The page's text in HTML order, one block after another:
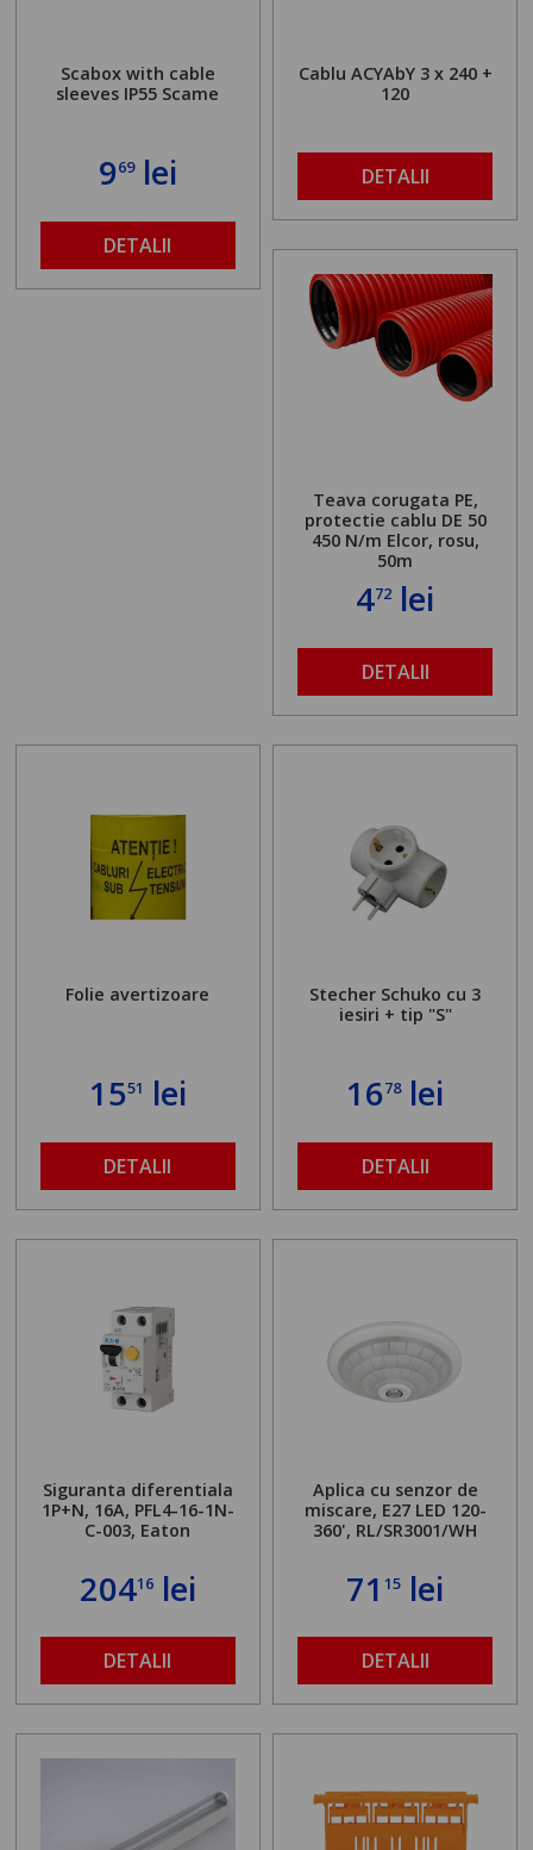
Scabox with cable
sleeves IP55 Scame
969lei
DETALII
Cablu ACYAbY 3 x 240 +
120
DETALII
Teava corugata PE,
protectie cablu DE 50
450 N/m Elcor, rosu,
50m
472 lei
DETALII
Folie avertizoare
1551 lei
DETALII
Stecher Schuko cu 3
iesiri + tip "S"
1678lei
DETALII
Siguranta diferentiala
1P+N, 16A, PFL4-16-1N-
C-003, Eaton
20416lei
DETALII
Aplica cu senzor de
miscare, E27 LED 120-
360', RL/SR3001/WH
7115 lei
DETALII